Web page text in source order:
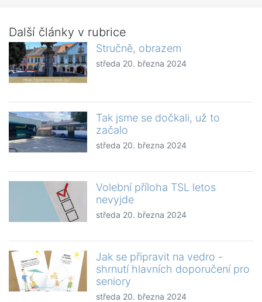
Další články v rubrice
Stručně, obrazem
středa 20. března 2024
Tak jsme se dočkali, už to
začalo
středa 20. března 2024
Volební příloha TSL letos
nevyjde
středa 20. března 2024
Jak se připravit na vedro -
shrnutí hlavních doporučení pro
seniory
středa 20. března 2024